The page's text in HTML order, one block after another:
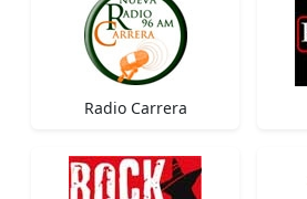
Radio Carrera